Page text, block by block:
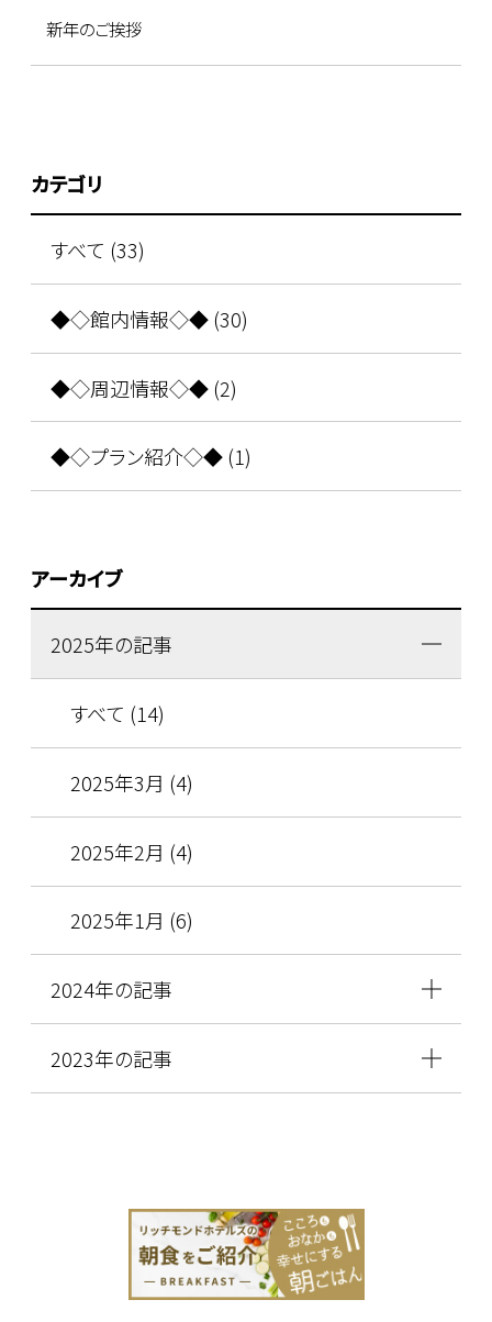
新年のご挨拶
カテゴリ
すべて (33)
◆◇館内情報◇◆ (30)
◆◇周辺情報◇◆ (2)
◆◇プラン紹介◇◆ (1)
アーカイブ
2025年の記事
すべて (14)
2025年3月 (4)
2025年2月 (4)
2025年1月 (6)
2024年の記事
2023年の記事